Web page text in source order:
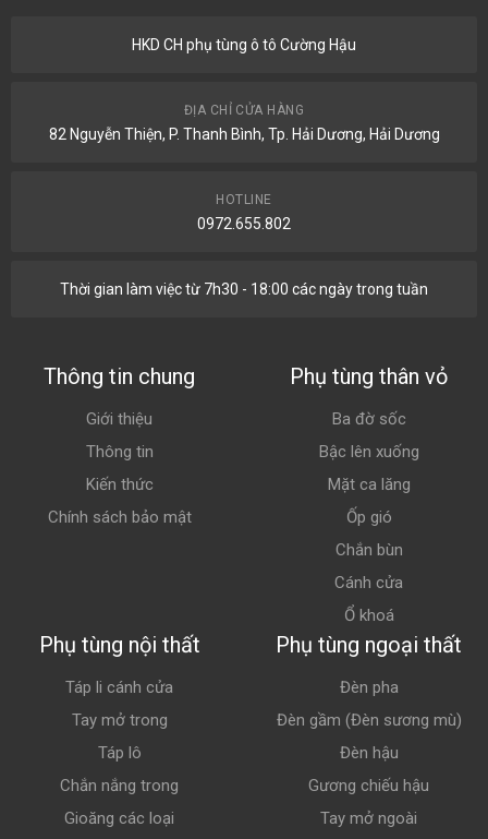
HKD CH phụ tùng ô tô Cường Hậu
ĐỊA CHỈ CỬA HÀNG
82 Nguyễn Thiện, P. Thanh Bình, Tp. Hải Dương, Hải Dương
HOTLINE
0972.655.802
Thời gian làm việc từ 7h30 - 18:00 các ngày trong tuần
Thông tin chung
Giới thiệu
Thông tin
Kiến thức
Chính sách bảo mật
Phụ tùng thân vỏ
Ba đờ sốc
Bậc lên xuống
Mặt ca lăng
Ốp gió
Chắn bùn
Cánh cửa
Ổ khoá
Phụ tùng nội thất
Táp li cánh cửa
Tay mở trong
Táp lô
Chắn nắng trong
Gioăng các loại
Phụ tùng ngoại thất
Đèn pha
Đèn gầm (Đèn sương mù)
Đèn hậu
Gương chiếu hậu
Tay mở ngoài